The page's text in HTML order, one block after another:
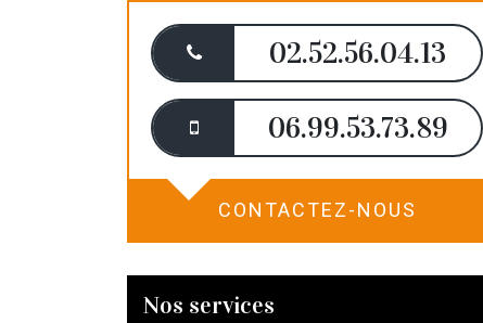
02.52.56.04.13
06.99.53.73.89
CONTACTEZ-NOUS
Nos services